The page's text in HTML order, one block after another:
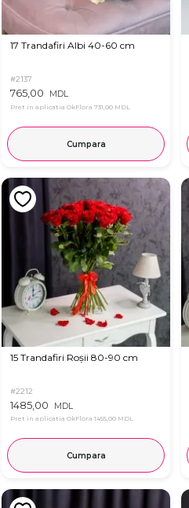
17 Trandafiri Albi 40-60 cm
#2137
765,00 MDL
Pret in aplicatia OkFlora 731,00 MDL
Cumpara
15 Trandafiri Roșii 80-90 cm
#2212
1485,00 MDL
Pret in aplicatia OkFlora 1455,00 MDL
Cumpara